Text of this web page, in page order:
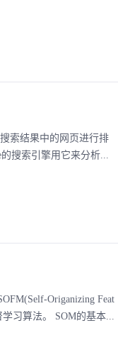
索结果中的网页进行排
搜索引擎用它来分析...
Origanizing Feat
习算法。 SOM的基本...